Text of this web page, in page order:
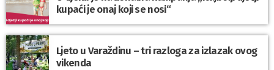
kupaći je onaj koji se nosi“
Ljeto u Varaždinu – tri razloga za izlazak ovog
vikenda